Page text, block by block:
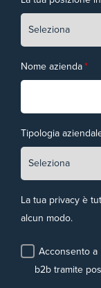
Nome azienda*
Tipologia
La tua privacy è
alcun modo.
Acconsento a
b2b tramite